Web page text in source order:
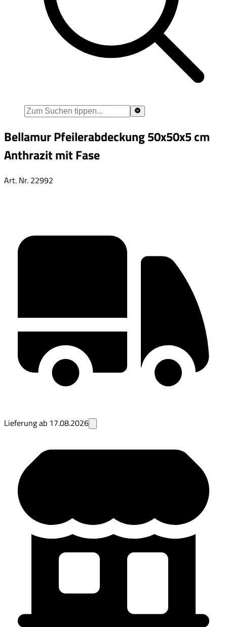
Bellamur Pfeilerabdeckung 50x50x5 cm
Anthrazit mit Fase
Art. Nr. 22992
Lieferung ab 17.08.2026